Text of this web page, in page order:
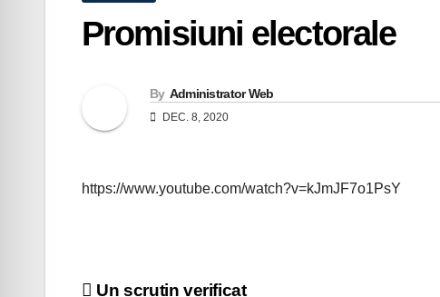
Promisiuni electorale
By Administrator Web
DEC. 8, 2020
https://www.youtube.com/watch?v=kJmJF7o1PsY
Un scrutin verificat